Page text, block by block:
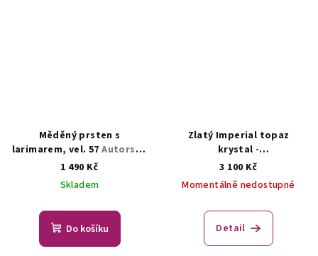
Měděný prsten s
larimarem, vel. 57Autorská
tvorba šperků z minerálů
1 490 Kč
Skladem
Do košíku
Zlatý Imperial topaz
krystal -
přívěsek/náhrdelník
AUTORSKÁ TVORBA ŠPERKŮ
Z MINERÁLŮ
3 100 Kč
Momentálně nedostupné
Detail